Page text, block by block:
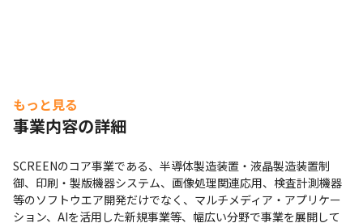
もっと見る
事業内容の詳細
SCREENのコア事業である、半導体製造装置・液晶製造装置制
御、印刷・製版機器システム、画像処理関連応用、検査計測機器
等のソフトウエア開発だけでなく、マルチメディア・アプリケー
ション、AIを活用した新規事業等、幅広い分野で事業を展開して